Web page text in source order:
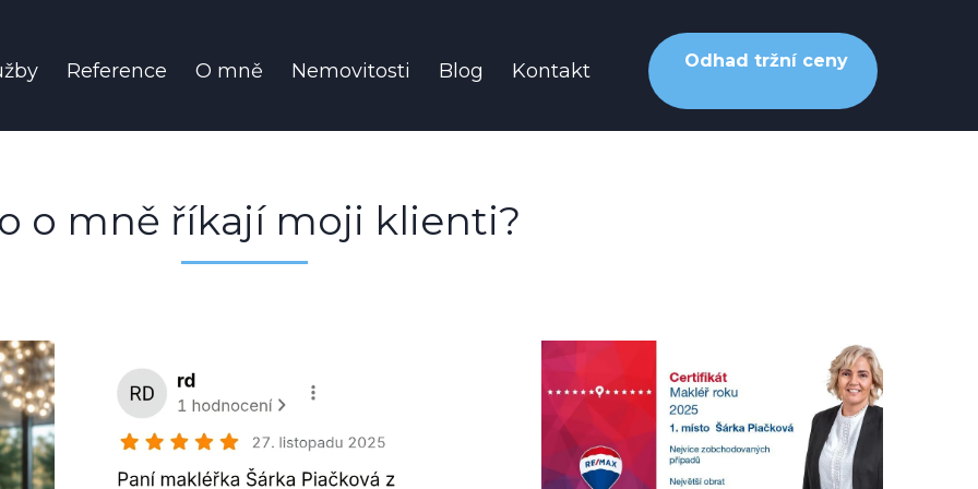
Reference O mně Nemovitosti Blog Kontakt Odhad tržní ceny
o mně říkají moji klienti?